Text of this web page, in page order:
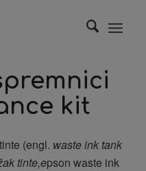
kit
(engl. waste ink tank
tinte,epson waste ink